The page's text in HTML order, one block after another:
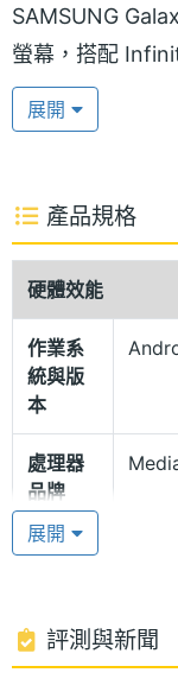
SAMSUNG
螢幕，搭配
驗，支援 90Hz
色。
豆豆機外型設計
SAMSUNG
外型設計，提供
「炫曜黑」、「
側邊指紋辨識器
鎖可以一氣呵成。
One UI 5.0 介面
SAMSUNG
作業系統、One
戶使用更加安全
展開
產品規格
硬體效能
作業系
統與版
本
處理器
品牌
處理器
處理器
時脈
2.2+2
展開
評測與新聞